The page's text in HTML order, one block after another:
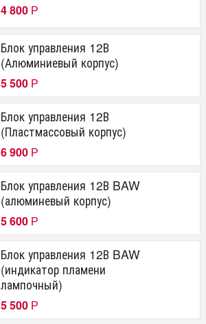
4 800 Р
Блок управления 12В
(Алюминиевый корпус)
5 500 Р
Блок управления 12В
(Пластмассовый корпус)
6 900 Р
Блок управления 12В BAW
(алюминевый корпус)
5 600 Р
Блок управления 12В BAW
(индикатор пламени
лампочный)
5 500 Р